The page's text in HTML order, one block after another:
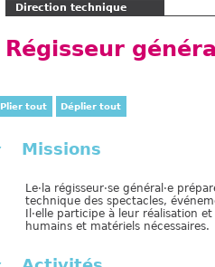
s
e
Direction technique
Régisseur
Plier tout Déplier tout
Missions
Le·la régisseur·se général·e
technique des spectacles,
Il·elle participe à leur réalisation
humains et matériels nécessaires.